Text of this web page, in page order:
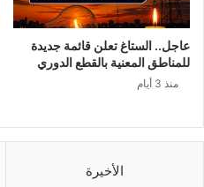
عاجل.. الستاغ تعلن قائمة جديدة
للمناطق المعنية بالقطع الدوري
منذ 3 أيام
الأخيرة